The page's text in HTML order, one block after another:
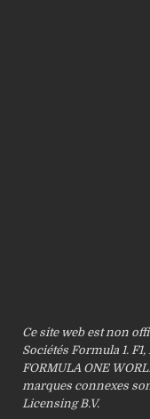
Ce site web est non
Sociétés Formula 1.
FORMULA ONE
marques connexes
Licensing B.V.